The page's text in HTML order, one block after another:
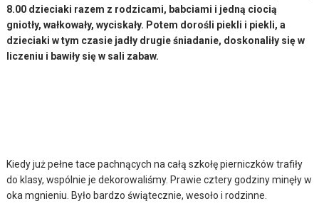
8.00 dzieciaki razem z rodzicami, babciami i jedną ciocią
gniotły, wałkowały, wyciskały. Potem dorośli piekli i piekli, a
dzieciaki w tym czasie jadły drugie śniadanie, doskonaliły się w
liczeniu i bawiły się w sali zabaw.
Kiedy już pełne tace pachnących na całą szkołę pierniczków trafiły
do klasy, wspólnie je dekorowaliśmy. Prawie cztery godziny minęły w
oka mgnieniu. Było bardzo świątecznie, wesoło i rodzinne.